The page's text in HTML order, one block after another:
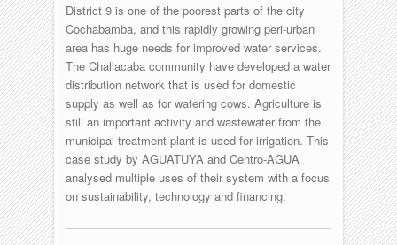
District 9 is one of the poorest parts of the city
Cochabamba, and this rapidly growing peri-urban
area has huge needs for improved water services.
The Challacaba community have developed a water
distribution network that is used for domestic
supply as well as for watering cows. Agriculture is
still an important activity and wastewater from the
municipal treatment plant is used for irrigation. This
case study by AGUATUYA and Centro-AGUA
analysed multiple uses of their system with a focus
on sustainability, technology and financing.